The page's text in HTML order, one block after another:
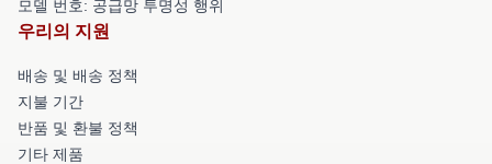
모델 번호: 공급망 투명성 행위
우리의 지원
배송 및 배송 정책
지불 기간
반품 및 환불 정책
기타 제품